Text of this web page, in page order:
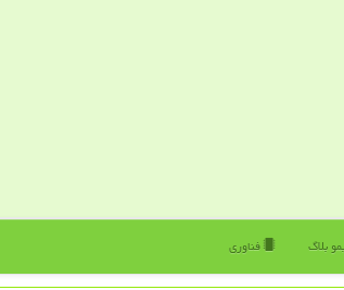
بلاگ فناوری